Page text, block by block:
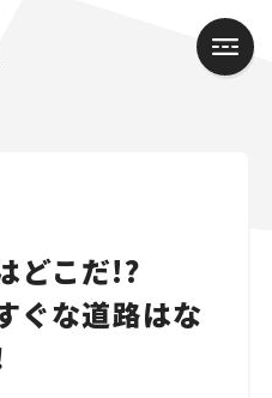
どこだ!?
な道路はな